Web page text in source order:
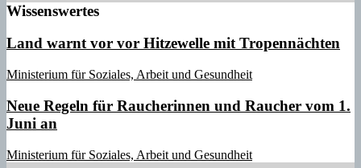
Wissenswertes
Land warnt vor vor Hitzewelle mit Tropennächten
Ministerium für Soziales, Arbeit und Gesundheit
Neue Regeln für Raucherinnen und Raucher vom 1.
Juni an
Ministerium für Soziales, Arbeit und Gesundheit